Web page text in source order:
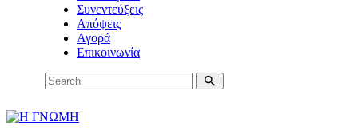
Συνεντεύξεις
Απόψεις
Αγορά
Επικοινωνία